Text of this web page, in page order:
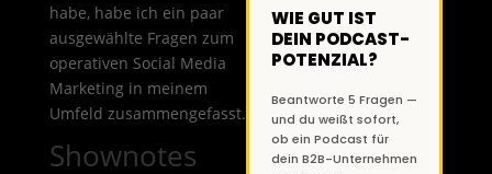
habe, habe ich ein paar
ausgewählte Fragen zum
operativen Social Media
Marketing in meinem
Umfeld zusammengefasst.
Shownotes
WIE GUT IST
DEIN PODCAST-
POTENZIAL?
Beantworte 5 Fragen —
und du weißt sofort,
ob ein Podcast für
dein B2B-Unternehmen